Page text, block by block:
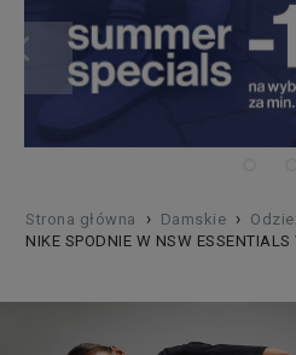
Strona główna › Damskie ›
NIKE SPODNIE W NSW ESSENTIALS